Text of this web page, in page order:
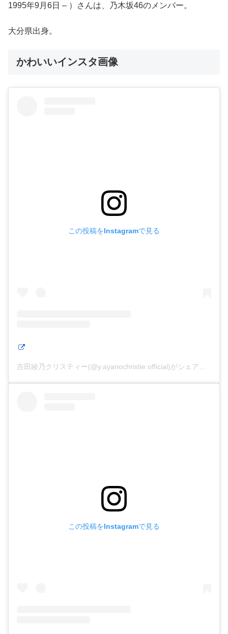
1995年9月6日 – ）さんは、乃木坂46のメンバー。
大分県出身。
かわいいインスタ画像
この投稿をInstagramで見る
この投稿をInstagramで見る